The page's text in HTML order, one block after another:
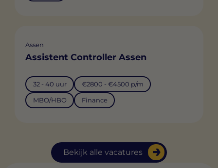
Bekijk alle vacatures
Assen
Assistent Controller Assen
32 - 40 uur €2800 - €4500 p/m
MBO/HBO Finance